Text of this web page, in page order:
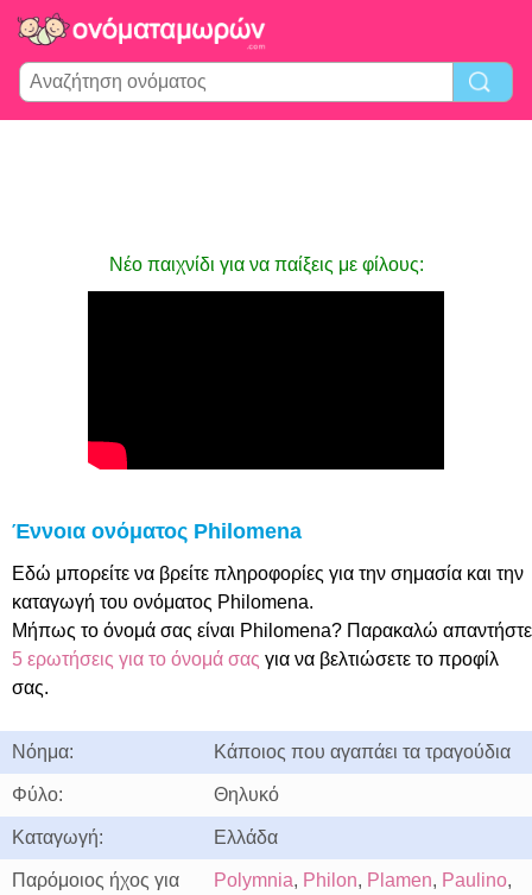
Νέο παιχνίδι για να παίξεις με φίλους:
Έννοια ονόματος Philomena
Εδώ μπορείτε να βρείτε πληροφορίες για την σημασία και την
καταγωγή του ονόματος Philomena.
Μήπως το όνομά σας είναι Philomena? Παρακαλώ απαντήστε
5 ερωτήσεις για το όνομά σας για να βελτιώσετε το προφίλ
σας.
Νόημα: Κάποιος που αγαπάει τα τραγούδια
Φύλο: Θηλυκό
Καταγωγή: Ελλάδα
Παρόμοιος ήχος για
Polymnia, Philon, Plamen, Paulino,